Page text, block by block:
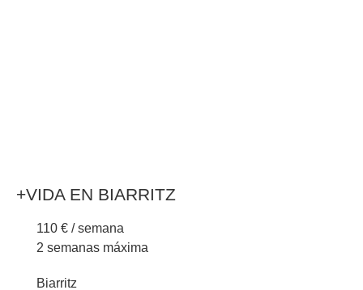
+VIDA EN BIARRITZ
110 € / semana
2 semanas máxima
Biarritz